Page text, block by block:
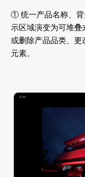
① 统一产品名称、背
示区域演变为可堆
或删除产品品类、
元素。